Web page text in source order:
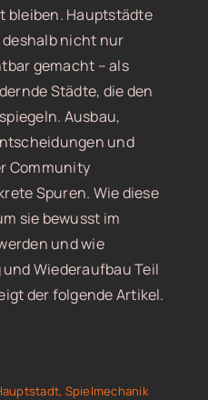
bleiben. Hauptstädte
nicht nur
gemacht – als
Städte, die den
Ausbau,
und
Community
Spuren. Wie diese
sie bewusst im
und wie
Wiederaufbau Teil
der folgende Artikel.
, Spielmechanik